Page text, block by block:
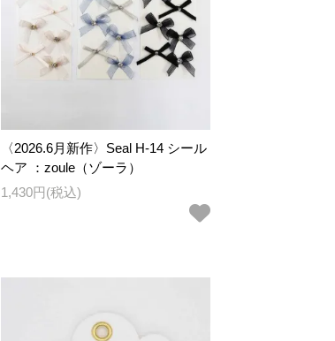
〈2026.6月新作〉Seal H-14 シール
ヘア ：zoule（ゾーラ）
1,430円(税込)